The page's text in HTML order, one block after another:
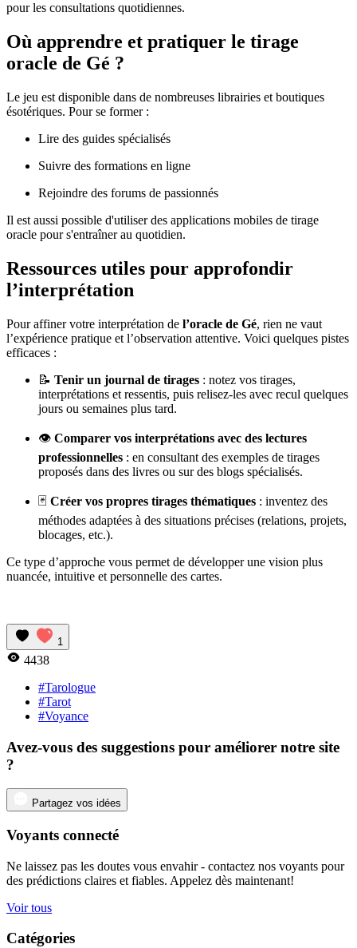
pour les consultations quotidiennes.
Où apprendre et pratiquer le tirage
oracle de Gé ?
Le jeu est disponible dans de nombreuses librairies et boutiques
ésotériques. Pour se former :
Lire des guides spécialisés
Suivre des formations en ligne
Rejoindre des forums de passionnés
Il est aussi possible d'utiliser des applications mobiles de tirage
oracle pour s'entraîner au quotidien.
Ressources utiles pour approfondir
l’interprétation
Pour affiner votre interprétation de l’oracle de Gé, rien ne vaut
l’expérience pratique et l’observation attentive. Voici quelques pistes
efficaces :
📝 Tenir un journal de tirages : notez vos tirages,
interprétations et ressentis, puis relisez-les avec recul quelques
jours ou semaines plus tard.
👁️ Comparer vos interprétations avec des lectures
professionnelles : en consultant des exemples de tirages
proposés dans des livres ou sur des blogs spécialisés.
🃏 Créer vos propres tirages thématiques : inventez des
méthodes adaptées à des situations précises (relations, projets,
blocages, etc.).
Ce type d’approche vous permet de développer une vision plus
nuancée, intuitive et personnelle des cartes.
1
4438
#Tarologue
#Tarot
#Voyance
Avez-vous des suggestions pour améliorer notre site
?
Partagez vos idées
Voyants connecté
Ne laissez pas les doutes vous envahir - contactez nos voyants pour
des prédictions claires et fiables. Appelez dès maintenant!
Voir tous
Catégories